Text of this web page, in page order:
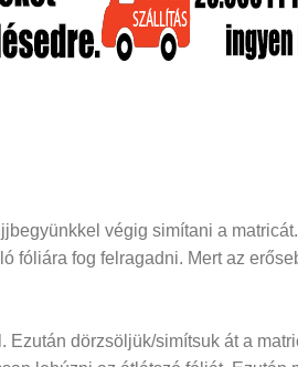
végig simítani a
fóliára fog felragadni. Mert az
dörzsöljük/simítsuk át a